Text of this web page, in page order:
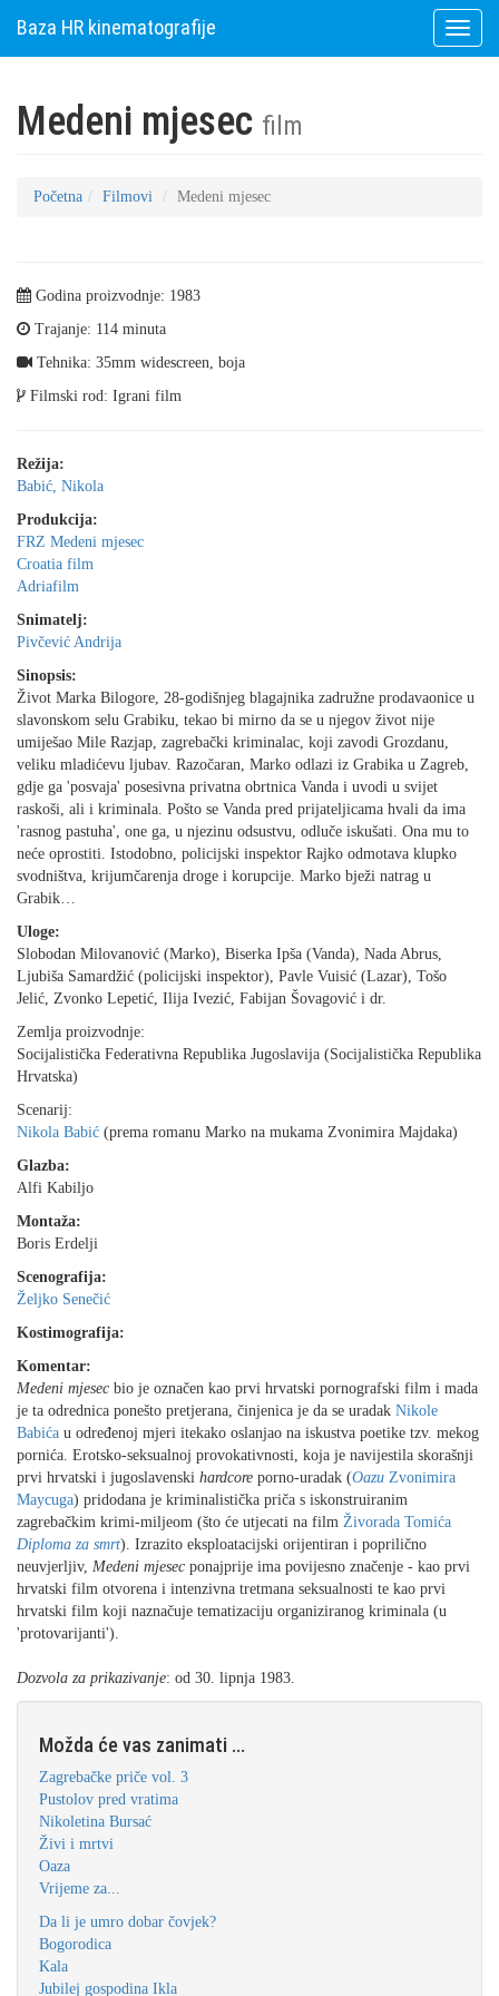
Toggle
Baza HR kinematografije
Medeni mjesec film
Početna Filmovi Medeni mjesec
Godina proizvodnje: 1983
Trajanje: 114 minuta
Tehnika: 35mm widescreen, boja
Filmski rod: Igrani film
Režija:
Babić, Nikola
Produkcija:
FRZ Medeni mjesec
Croatia film
Adriafilm
Snimatelj:
Pivčević Andrija
Sinopsis:
Život Marka Bilogore, 28-godišnjeg blagajnika zadružne prodavaonice u
slavonskom selu Grabiku, tekao bi mirno da se u njegov život nije
umiješao Mile Razjap, zagrebački kriminalac, koji zavodi Grozdanu,
veliku mladićevu ljubav. Razočaran, Marko odlazi iz Grabika u Zagreb,
gdje ga 'posvaja' posesivna privatna obrtnica Vanda i uvodi u svijet
raskoši, ali i kriminala. Pošto se Vanda pred prijateljicama hvali da ima
'rasnog pastuha', one ga, u njezinu odsustvu, odluče iskušati. Ona mu to
neće oprostiti. Istodobno, policijski inspektor Rajko odmotava klupko
svodništva, krijumčarenja droge i korupcije. Marko bježi natrag u
Grabik…
Uloge:
Slobodan Milovanović (Marko), Biserka Ipša (Vanda), Nada Abrus,
Ljubiša Samardžić (policijski inspektor), Pavle Vuisić (Lazar), Tošo
Jelić, Zvonko Lepetić, Ilija Ivezić, Fabijan Šovagović i dr.
Zemlja proizvodnje:
Socijalistička Federativna Republika Jugoslavija (Socijalistička Republika
Hrvatska)
Scenarij:
Nikola Babić (prema romanu Marko na mukama Zvonimira Majdaka)
Glazba:
Alfi Kabiljo
Montaža:
Boris Erdelji
Scenografija:
Željko Senečić
Kostimografija:
Komentar:
Medeni mjesec bio je označen kao prvi hrvatski pornografski film i mada
je ta odrednica ponešto pretjerana, činjenica je da se uradak Nikole
Babića u određenoj mjeri itekako oslanjao na iskustva poetike tzv. mekog
pornića. Erotsko-seksualnoj provokativnosti, koja je navijestila skorašnji
prvi hrvatski i jugoslavenski hardcore porno-uradak (Oazu Zvonimira
Maycuga) pridodana je kriminalistička priča s iskonstruiranim
zagrebačkim krimi-miljeom (što će utjecati na film Živorada Tomića
Diploma za smrt). Izrazito eksploatacijski orijentiran i poprilično
neuvjerljiv, Medeni mjesec ponajprije ima povijesno značenje - kao prvi
hrvatski film otvorena i intenzivna tretmana seksualnosti te kao prvi
hrvatski film koji naznačuje tematizaciju organiziranog kriminala (u
'protovarijanti').
Dozvola za prikazivanje: od 30. lipnja 1983.
Možda će vas zanimati ...
Zagrebačke priče vol. 3
Pustolov pred vratima
Nikoletina Bursać
Živi i mrtvi
Oaza
Vrijeme za...
Da li je umro dobar čovjek?
Bogorodica
Kala
Jubilej gospodina Ikla